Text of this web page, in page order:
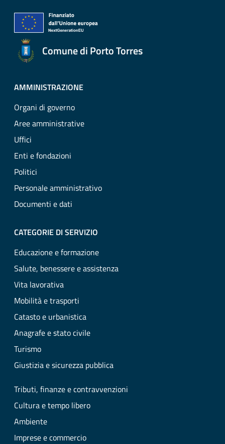
Comune di Porto Torres
AMMINISTRAZIONE
Organi di governo
Aree amministrative
Uffici
Enti e fondazioni
Politici
Personale amministrativo
Documenti e dati
CATEGORIE DI SERVIZIO
Educazione e formazione
Salute, benessere e assistenza
Vita lavorativa
Mobilità e trasporti
Catasto e urbanistica
Anagrafe e stato civile
Turismo
Giustizia e sicurezza pubblica
Tributi, finanze e contravvenzioni
Cultura e tempo libero
Ambiente
Imprese e commercio